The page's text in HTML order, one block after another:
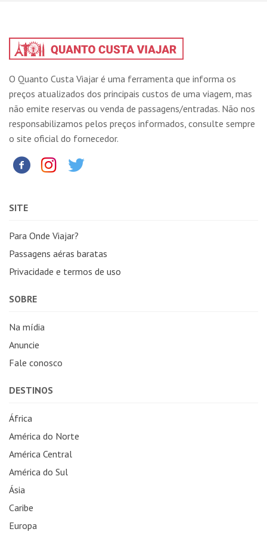
O Quanto Custa Viajar é uma ferramenta que informa os
preços atualizados dos principais custos de uma viagem, mas
não emite reservas ou venda de passagens/entradas. Não nos
responsabilizamos pelos preços informados, consulte sempre
o site oficial do fornecedor.
SITE
Para Onde Viajar?
Passagens aéras baratas
Privacidade e termos de uso
SOBRE
Na mídia
Anuncie
Fale conosco
DESTINOS
África
América do Norte
América Central
América do Sul
Ásia
Caribe
Europa